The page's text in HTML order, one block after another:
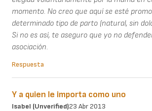
momento. No creo que aquí se esté
determinado tipo de parto (natural, sin
Si no es así, te aseguro que yo no
asociación.
Respuesta
Y a quien le importa como uno
Isabel (unverified)23 Abr 2013